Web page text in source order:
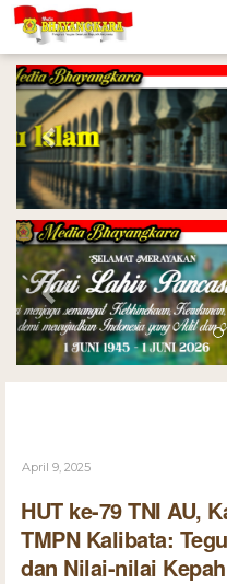
Previous
Previous
April 9, 2025
HUT ke-79 TNI AU,
TMPN Kalibata:
dan Nilai-nilai